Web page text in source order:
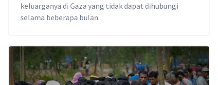
keluarganya di Gaza yang tidak dapat dihubungi
selama beberapa bulan.